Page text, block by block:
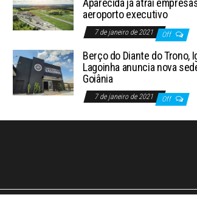
Aparecida já atrai
aeroporto executivo
7 de janeiro de 2021 Off
Berço do Diante do Trono,
Lagoinha anuncia nova
Goiânia
7 de janeiro de 2021 Off